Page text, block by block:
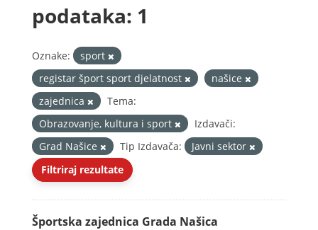
podataka: 1
Oznake:
sport
registar šport sport djelatnost
našice
zajednica
Tema:
Obrazovanje, kultura i sport
Izdavači:
Grad Našice
Tip Izdavača:
Javni sektor
Filtriraj rezultate
Športska zajednica Grada Našica